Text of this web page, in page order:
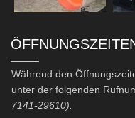
Während den
unter der folgenden
7141-29610).